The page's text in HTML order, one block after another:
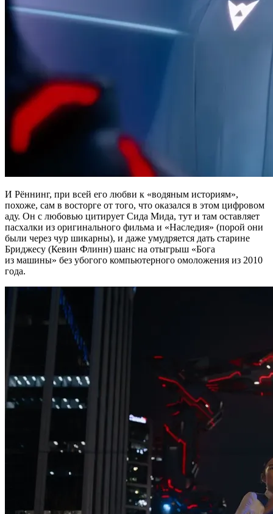
И Рённинг, при всей его любви к «водяным историям»,
похоже, сам в восторге от того, что оказался в этом цифровом
аду. Он с любовью цитирует Сида Мида, тут и там оставляет
пасхалки из оригинального фильма и «Наследия» (порой они
были через чур шикарны), и даже умудряется дать старине
Бриджесу (Кевин Флинн) шанс на отыгрыш «Бога
из машины» без убогого компьютерного омоложения из 2010
года.